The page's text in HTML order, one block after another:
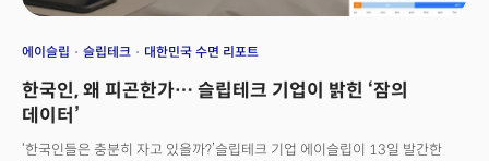
에이슬립 슬립테크 대한민국 수면 리포트
한국인, 왜 피곤한가… 슬립테크 기업이 밝힌 ‘잠의
데이터’
‘한국인들은 충분히 자고 있을까?’슬립테크 기업 에이슬립이 13일 발간한